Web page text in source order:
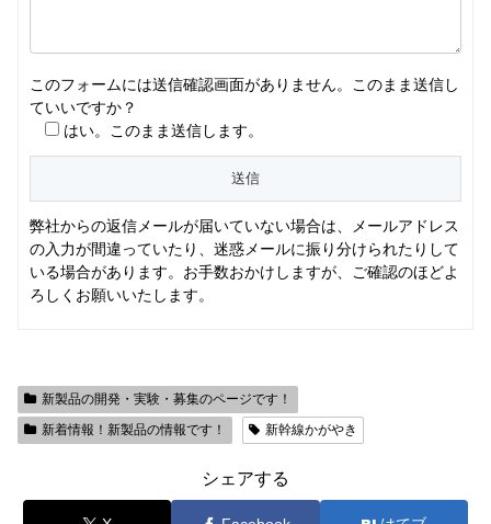
このフォームには送信確認画面がありません。このまま送信し
ていいですか？
はい。このまま送信します。
弊社からの返信メールが届いていない場合は、メールアドレス
の入力が間違っていたり、迷惑メールに振り分けられたりして
いる場合があります。お手数おかけしますが、ご確認のほどよ
ろしくお願いいたします。
新製品の開発・実験・募集のページです！
新着情報！新製品の情報です！
新幹線かがやき
シェアする